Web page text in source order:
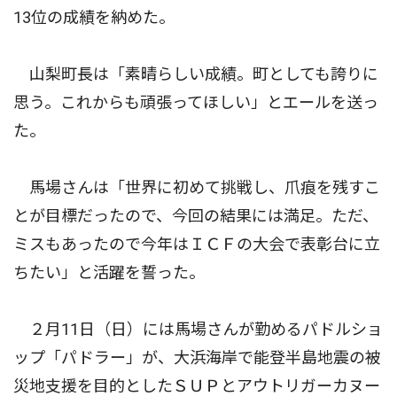
13位の成績を納めた。
山梨町長は「素晴らしい成績。町としても誇りに
思う。これからも頑張ってほしい」とエールを送っ
た。
馬場さんは「世界に初めて挑戦し、爪痕を残すこ
とが目標だったので、今回の結果には満足。ただ、
ミスもあったので今年はＩＣＦの大会で表彰台に立
ちたい」と活躍を誓った。
２月11日（日）には馬場さんが勤めるパドルショ
ップ「パドラー」が、大浜海岸で能登半島地震の被
災地支援を目的としたＳＵＰとアウトリガーカヌー